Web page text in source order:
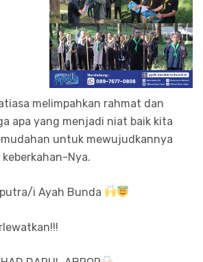
melimpahkan rahmat dan
apa yang menjadi niat baik kita
untuk mewujudkannya
Nya.
i Ayah Bunda